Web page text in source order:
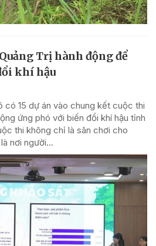
Trị hành động để
khí hậu
có 15 dự án vào chung kết cuộc thi
ứng phó với biến đổi khí hậu tỉnh
thi không chỉ là sân chơi cho
nơi người...